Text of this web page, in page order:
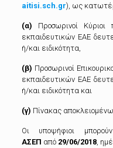
aitisi.sch.gr), ως
(α) Προσωρινοί
εκπαιδευτικών ΕΑΕ
ή/και ειδικότητα,
(β) Προσωρινοί
εκπαιδευτικών ΕΑΕ
ή/και ειδικότητα και
(γ) Πίνακας
Οι υποψήφιοι
ΑΣΕΠ από 29/06/2018,